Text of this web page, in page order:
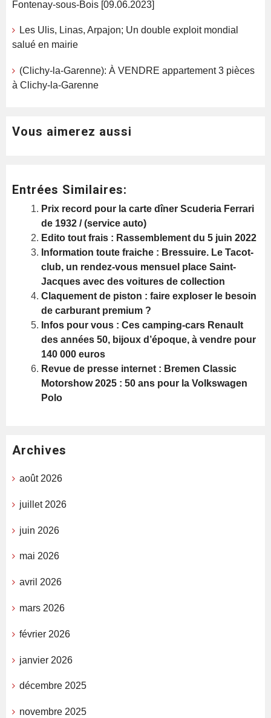
Fontenay-sous-Bois [09.06.2023]
Les Ulis, Linas, Arpajon; Un double exploit mondial
salué en mairie
(Clichy-la-Garenne): À VENDRE appartement 3 pièces
à Clichy-la-Garenne
Vous aimerez aussi
Entrées Similaires:
Prix record pour la carte dîner Scuderia Ferrari
de 1932 / (service auto)
Edito tout frais : Rassemblement du 5 juin 2022
Information toute fraiche : Bressuire. Le Tacot-
club, un rendez-vous mensuel place Saint-
Jacques avec des voitures de collection
Claquement de piston : faire exploser le besoin
de carburant premium ?
Infos pour vous : Ces camping-cars Renault
des années 50, bijoux d’époque, à vendre pour
140 000 euros
Revue de presse internet : Bremen Classic
Motorshow 2025 : 50 ans pour la Volkswagen
Polo
Archives
août 2026
juillet 2026
juin 2026
mai 2026
avril 2026
mars 2026
février 2026
janvier 2026
décembre 2025
novembre 2025